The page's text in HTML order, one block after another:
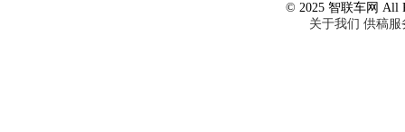
© 2025 智联车网 All
关于我们 供稿服